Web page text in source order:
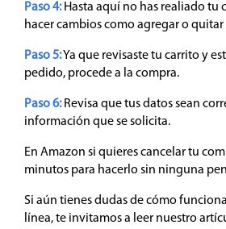
Paso 4:Hasta aquí no has realiado tu
hacer cambios como agregar o
Paso 5:Ya que revisaste tu carrito y
pedido, procede a la compra.
Paso 6:Revisa que tus datos sean
información que se solicita.
En Amazon si quieres cancelar tu
minutos para hacerlo sin ninguna
Si aún tienes dudas de cómo
línea, te invitamos a leer nuestro